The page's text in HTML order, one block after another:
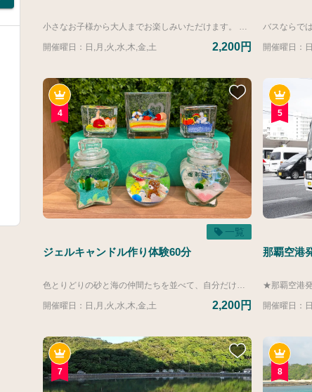
小さなお子様から大人までお楽しみいただけます。 メッセージを記したり、思い思いの色を塗ったり、大切な思い出になること間違いなし。 ※記載の料金は基本料金となります。 当日、塗っていただく商品をお選びいただき、選んだ商品によって価格が変動いたします。 ▼商品価格参考 ■ご宿泊のお客様 ・立体シーサー：4,400円 （写真1枚目） ・面シーサー：2,200円 （写真2枚目） ・シーサープレート：2,750円（写真3.4枚目） ＜期間限定＞ ・ティラノサウルス：2,750円（写真5枚目左） ・招き猫：2,750円（写真5枚目真ん中） ・イルカ：2,750円（写真5枚目右） ■ご宿泊以外のお客様 ・立体シーサー：4,950円 ・面シーサー：2,750円 ・シーサープレート：3,300円 ＜期間限定＞ ・ティラノサウルス：3,300円（写真5枚目左） ・招き猫：3,300円（写真5枚目真ん中） ・イルカ：3,300円（写真5枚目右） ※立体シーサーはペア（2体）での販売となります。 ※記載の所要時間は前後の準備や片づけ時間が30分含まれております。体験時間は90分となりますのでご了承ください。
開催曜日：日,月,火,水,木,金,土 2,200円 開催曜日：
4
一覧
ジェルキャンドル作り体験60分
色とりどりの砂と海の仲間たちを並べて、自分だけの美ら海作り。 沖縄の海の思い出を形にしてお持ち帰りください。 ※記載の料金は容器の基本料金となります。 別途有料パーツをご利用いただき作品を作成いただきます。 ▼容器価格参考 【ご宿泊のお客様】2,200円～ 【ご宿泊でないお客様】2,750円～（容器料金に追加550円） ▼有料パーツ価格参考 【共通】１個～４個 396円/個 ５個以上 330円/個 ※記載の所要時間は前後の準備や片づけ時間が30分含まれております。体験時間は60分となりますのでご了承ください。
開催曜日：日,月,火,水,木,金,土 2,200円
5
那覇空港
開催曜日：
7 8